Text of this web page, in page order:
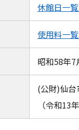
休館日一
使用料一
昭和58年7
(公財)仙
（令和13